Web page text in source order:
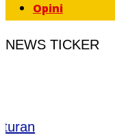
Opini
NEWS TICKER